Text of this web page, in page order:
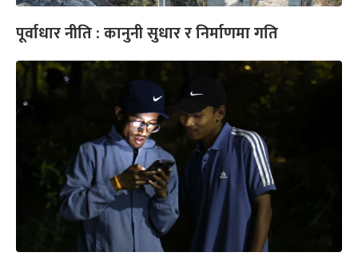
पूर्वाधार नीति : कानुनी सुधार र निर्माणमा गति